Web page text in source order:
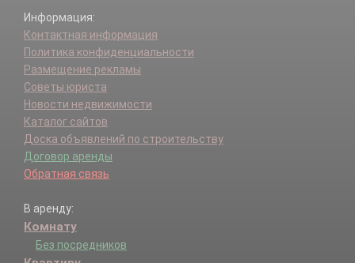
Информация:
Контактная информация
Политика конфиденциальности
Размещение рекламы
Советы юриста
Новости недвижимости
Каталог сайтов
Доска объявлений по строительству
Договор аренды
Обратная связь
В аренду:
Комнату
Без посредников